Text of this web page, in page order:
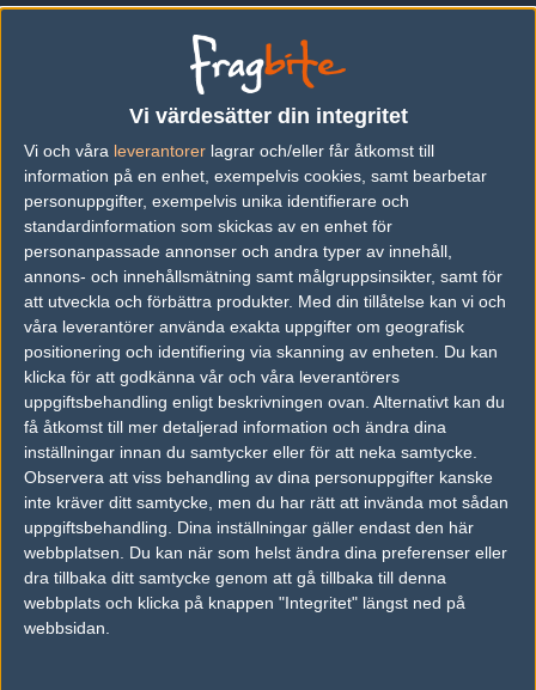
Vi värdesätter din integritet
Vi och våra leverantorer lagrar och/eller får åtkomst till
information på en enhet, exempelvis cookies, samt bearbetar
personuppgifter, exempelvis unika identifierare och
standardinformation som skickas av en enhet för
personanpassade annonser och andra typer av innehåll,
annons- och innehållsmätning samt målgruppsinsikter, samt för
att utveckla och förbättra produkter. Med din tillåtelse kan vi och
våra leverantörer använda exakta uppgifter om geografisk
positionering och identifiering via skanning av enheten. Du kan
klicka för att godkänna vår och våra leverantörers
uppgiftsbehandling enligt beskrivningen ovan. Alternativt kan du
få åtkomst till mer detaljerad information och ändra dina
inställningar innan du samtycker eller för att neka samtycke.
Observera att viss behandling av dina personuppgifter kanske
inte kräver ditt samtycke, men du har rätt att invända mot sådan
uppgiftsbehandling. Dina inställningar gäller endast den här
webbplatsen. Du kan när som helst ändra dina preferenser eller
dra tillbaka ditt samtycke genom att gå tillbaka till denna
webbplats och klicka på knappen "Integritet" längst ned på
webbsidan.
Luke "1ukeyboy" McMillan
AUSTRALIA | SPELAR FÖRPARADOX
Matcher
Bio
Luke "1ukeyboy" McMillan är en Counter-Strike: Global Offensive-
spelare från Australia, som för närvarande spelar i Paradox.
Senaste matcherna
Inga spelade matcher
Följ oss i social media
Följ oss på Facebook
Följ oss på Twitter
Följ oss på Instagram
Följ oss på Twitch